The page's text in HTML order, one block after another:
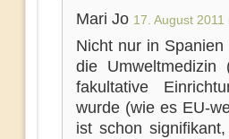
Mari Jo 17. August 2011
Nicht nur in
die Umweltmedizin
fakultative
wurde (wie es EU-
ist schon